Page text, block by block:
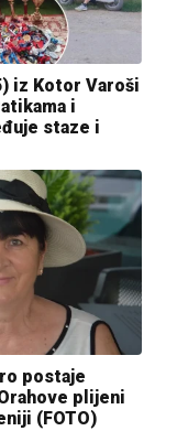
iz Kotor Varoši
i
staze i
postaje
plijeni
(FOTO)